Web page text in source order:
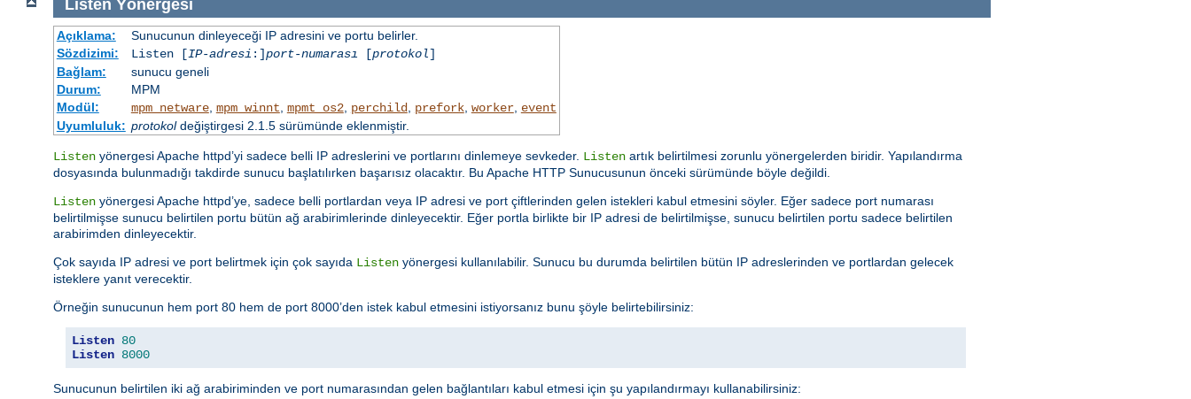
Listen Yönergesi
Açıklama:
Sunucunun dinleyeceği IP adresini ve portu belirler.
Sözdizimi:
Listen [IP-adresi :]port-numarası [protokol]
Bağlam:
sunucu geneli
Durum:
MPM
Modül:
mpm_netware, mpm_winnt mpmt_os2, perchild, prefork, worker, event
Uyumluluk: protokoldeğiştirgesi 2.1.5 sürümünde eklenmiştir.
Listen yönergesi Apache httpd’yi sadece belli IP adreslerini ve portlarını dinlemeye sevkeder. Listen artık belirtilmesi zorunlu yönergelerden biridir. Yapılandırma
dosyasında bulunmadığı takdirde sunucu başlatılırken başarısız olacaktır. Bu Apache HTTP Sunucusunun önceki sürümünde böyle değildi.
Listen yönergesi Apache httpd’ye, sadece belli portlardan veya IP adresi ve port çiftlerinden gelen istekleri kabul etmesini söyler. Eğer sadece port numarası
belirtilmişse sunucu belirtilen portu bütün ağ arabirimlerinde dinleyecektir. Eğer portla birlikte bir IP adresi de belirtilmişse, sunucu belirtilen portu sadece belirtilen
arabirimden dinleyecektir.
Çok sayıda IP adresi ve port belirtmek için çok sayıda Listen yönergesi kullanılabilir. Sunucu bu durumda belirtilen bütün IP adreslerinden ve portlardan gelecek
isteklere yanıt verecektir.
Örneğin sunucunun hem port 80 hem de port 8000’den istek kabul etmesini istiyorsanız bunu şöyle belirtebilirsiniz:
Listen 80
Listen 8000
Sunucunun belirtilen iki ağ arabiriminden ve port numarasından gelen bağlantıları kabul etmesi için şu yapılandırmayı kullanabilirsiniz: